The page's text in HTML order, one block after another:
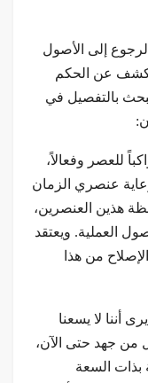
إلى الأصول
الكشف عن الحكم
بالتفصيل في
للعصر وفعالاً،
عنصري الزمان
هذين العنصرين،
العملية. ويعتقد
من هذا
أننا لا يسعنا
من جهد حتى الآن،
بذات السعة